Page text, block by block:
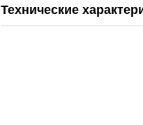
Технические